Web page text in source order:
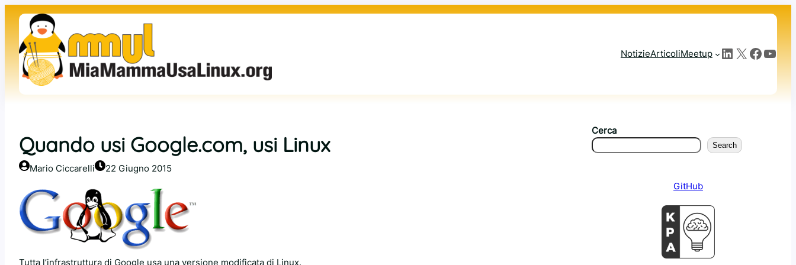
contenuto
NotizieArticoliMeetup LinkedIn X Facebook YouTube
Quando usi Google.com, usi Linux
Mario Ciccarelli 22 Giugno 2015
Tutta l’infrastruttura di Google usa una versione modificata di Linux.
Cerca
Search
GitHub